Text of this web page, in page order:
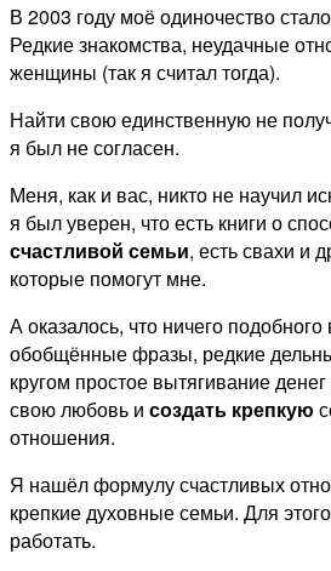
В 2003 году моё одиночество
Редкие знакомства, неудачные
женщины (так я считал тогда).
Найти свою единственную не
я был не согласен.
Меня, как и вас, никто не научил
я был уверен, что есть книги о
счастливой семьи, есть свахи и
которые помогут мне.
А оказалось, что ничего
обобщённые фразы, редкие
кругом простое вытягивание
свою любовь и создать крепкую
отношения.
Я нашёл формулу счастливых
крепкие духовные семьи. Для
работать.